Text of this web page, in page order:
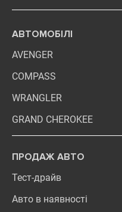
АВТОМОБІЛІ
AVENGER
COMPASS
WRANGLER
GRAND CHEROKEE
ПРОДАЖ АВТО
Тест-драйв
Авто в наявності